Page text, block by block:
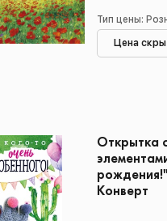
Тип цены:
Цена
Открытка
Конверт